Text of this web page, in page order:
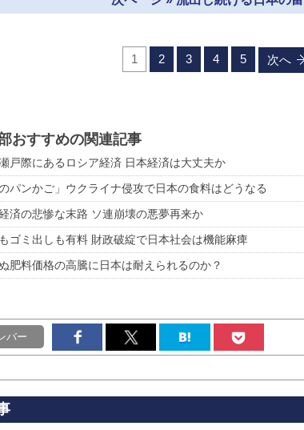
1 2 3 4 5 次へ
おすすめの関連記事
戸際にあるロシア経済 日本経済は大丈夫か
のパンかご」ウクライナ侵攻で日本の食料はどうなる
済の悲惨な末路 ソ連崩壊の悪夢再来か
ゴミ出しも有料 財政破綻で日本社会は機能麻痺
肥料価格の高騰に日本は耐えられるのか？
バー